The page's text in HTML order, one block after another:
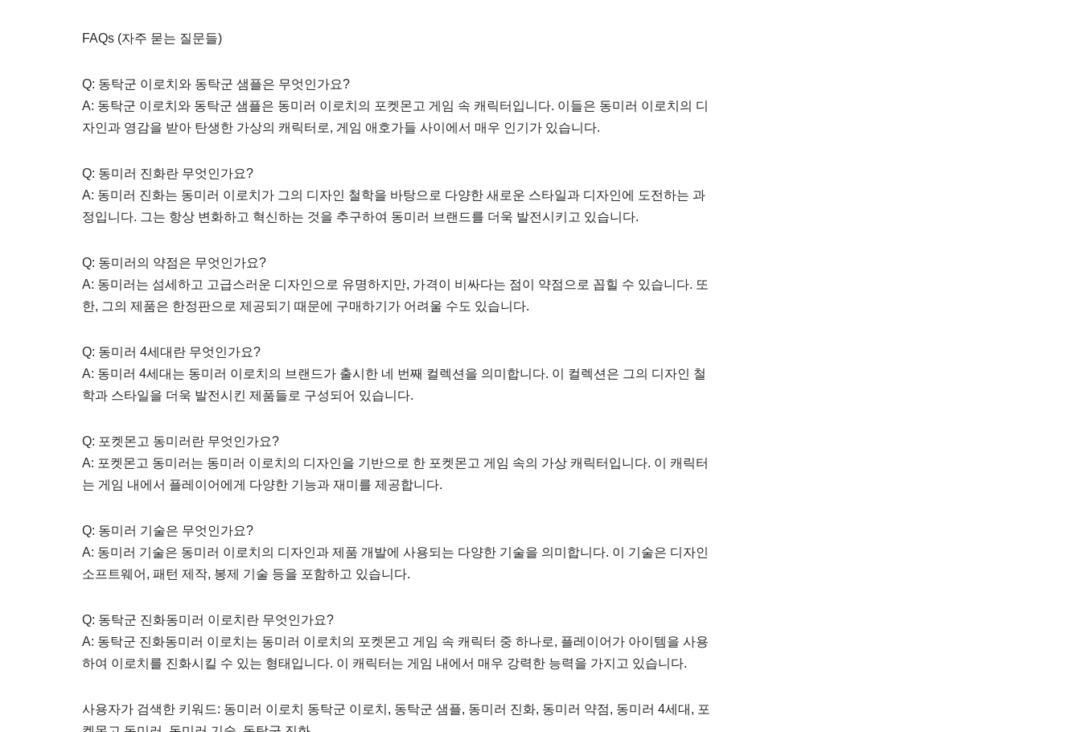
FAQs (자주 묻는 질문들)
Q: 동탁군 이로치와 동탁군 샘플은 무엇인가요?
A: 동탁군 이로치와 동탁군 샘플은 동미러 이로치의 포켓몬고 게임 속 캐릭터입니다. 이들은 동미러 이로치의 디
자인과 영감을 받아 탄생한 가상의 캐릭터로, 게임 애호가들 사이에서 매우 인기가 있습니다.
Q: 동미러 진화란 무엇인가요?
A: 동미러 진화는 동미러 이로치가 그의 디자인 철학을 바탕으로 다양한 새로운 스타일과 디자인에 도전하는 과
정입니다. 그는 항상 변화하고 혁신하는 것을 추구하여 동미러 브랜드를 더욱 발전시키고 있습니다.
Q: 동미러의 약점은 무엇인가요?
A: 동미러는 섬세하고 고급스러운 디자인으로 유명하지만, 가격이 비싸다는 점이 약점으로 꼽힐 수 있습니다. 또
한, 그의 제품은 한정판으로 제공되기 때문에 구매하기가 어려울 수도 있습니다.
Q: 동미러 4세대란 무엇인가요?
A: 동미러 4세대는 동미러 이로치의 브랜드가 출시한 네 번째 컬렉션을 의미합니다. 이 컬렉션은 그의 디자인 철
학과 스타일을 더욱 발전시킨 제품들로 구성되어 있습니다.
Q: 포켓몬고 동미러란 무엇인가요?
A: 포켓몬고 동미러는 동미러 이로치의 디자인을 기반으로 한 포켓몬고 게임 속의 가상 캐릭터입니다. 이 캐릭터
는 게임 내에서 플레이어에게 다양한 기능과 재미를 제공합니다.
Q: 동미러 기술은 무엇인가요?
A: 동미러 기술은 동미러 이로치의 디자인과 제품 개발에 사용되는 다양한 기술을 의미합니다. 이 기술은 디자인
소프트웨어, 패턴 제작, 봉제 기술 등을 포함하고 있습니다.
Q: 동탁군 진화동미러 이로치란 무엇인가요?
A: 동탁군 진화동미러 이로치는 동미러 이로치의 포켓몬고 게임 속 캐릭터 중 하나로, 플레이어가 아이템을 사용
하여 이로치를 진화시킬 수 있는 형태입니다. 이 캐릭터는 게임 내에서 매우 강력한 능력을 가지고 있습니다.
사용자가 검색한 키워드: 동미러 이로치 동탁군 이로치, 동탁군 샘플, 동미러 진화, 동미러 약점, 동미러 4세대, 포